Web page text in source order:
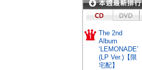
The 2nd
Album
‘LEMONADE’
(LP Ver.)【限
宅配】